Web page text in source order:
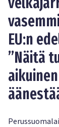
EU:n
”Näitä